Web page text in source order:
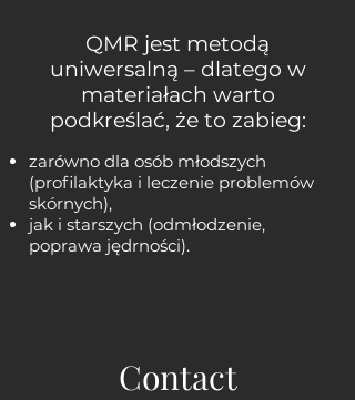
QMR jest metodą
uniwersalną – dlatego w
materiałach warto
podkreślać, że to zabieg:
zarówno dla osób młodszych
(profilaktyka i leczenie problemów
skórnych),
jak i starszych (odmłodzenie,
poprawa jędrności).
Contact